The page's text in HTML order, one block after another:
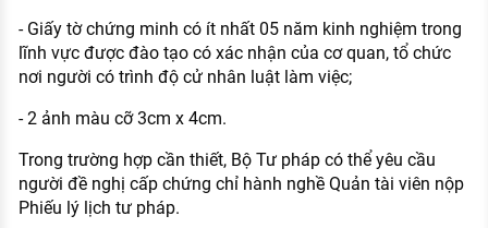
- Giấy tờ chứng minh có ít nhất 05 năm kinh nghiệm trong
lĩnh vực được đào tạo có xác nhận của cơ quan, tổ chức
nơi người có trình độ cử nhân luật làm việc;
- 2 ảnh màu cỡ 3cm x 4cm.
Trong trường hợp cần thiết, Bộ Tư pháp có thể yêu cầu
người đề nghị cấp chứng chỉ hành nghề Quản tài viên nộp
Phiếu lý lịch tư pháp.